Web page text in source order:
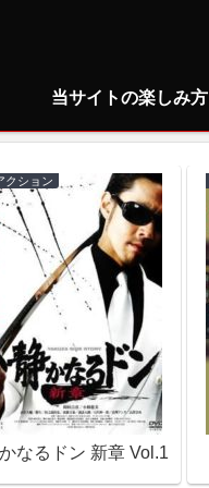
当サイトの楽しみ方
クション
なるドン 新章 Vol.1